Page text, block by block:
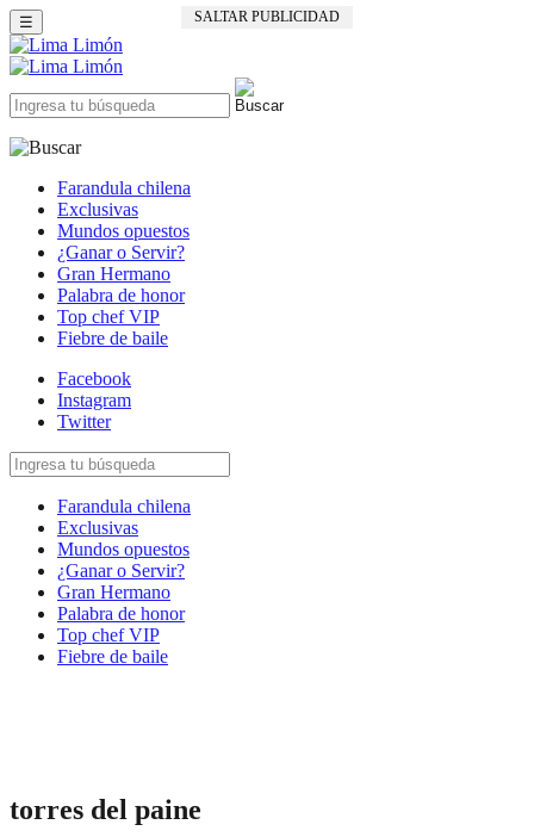
SALTAR PUBLICIDAD
☰
Farandula chilena
Exclusivas
Mundos opuestos
¿Ganar o Servir?
Gran Hermano
Palabra de honor
Top chef VIP
Fiebre de baile
Facebook
Instagram
Twitter
Farandula chilena
Exclusivas
Mundos opuestos
¿Ganar o Servir?
Gran Hermano
Palabra de honor
Top chef VIP
Fiebre de baile
torres del paine